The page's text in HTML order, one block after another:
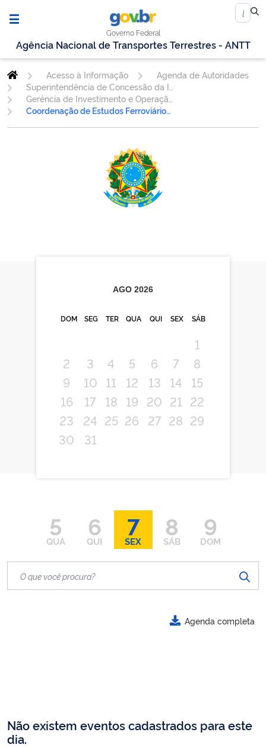
Governo Federal
Agência Nacional de Transportes Terrestres - ANTT
Acesso à Informação
Agenda de Autoridades
Coordenação de Estudos Ferroviários - CEENG
AGO 2026
DOM SEG TER QUA QUI SEX SÁB
1
2
3 4 5 6 7
8
9
10 11 12 13 14
15
16
17 18 19 20 21
22
23
24 25 26 27 28 29
30
31
5
QUA
6
QUI
7
SEX
8
SÁB
9
DOM
Agenda completa
Não existem eventos cadastrados para este
dia.